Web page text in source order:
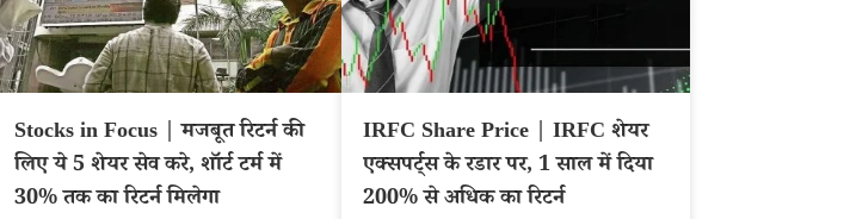
Stocks in Focus | मजबूत रिटर्न की
लिए ये 5 शेयर सेव करे, शॉर्ट टर्म में
30% तक का रिटर्न मिलेगा
IRFC Share Price | IRFC शेयर
एक्सपर्ट्स के रडार पर, 1 साल में दिया
200% से अधिक का रिटर्न